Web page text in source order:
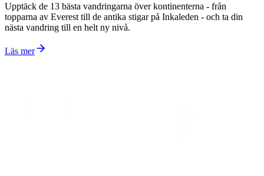
Upptäck de 13 bästa vandringarna över kontinenterna - från
topparna av Everest till de antika stigar på Inkaleden - och ta din
nästa vandring till en helt ny nivå.
Läs mer